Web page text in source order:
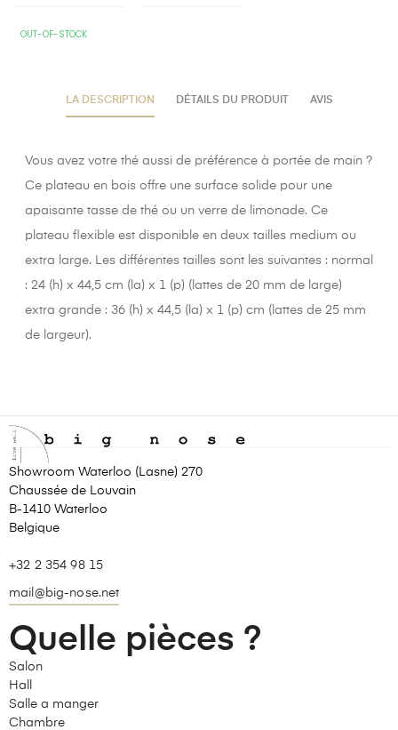
OUT-OF-STOCK
LA DESCRIPTION DÉTAILS DU PRODUIT AVIS
Vous avez votre thé aussi de préférence à portée de main ?
Ce plateau en bois offre une surface solide pour une
apaisante tasse de thé ou un verre de limonade. Ce
plateau flexible est disponible en deux tailles medium ou
extra large. Les différentes tailles sont les suivantes : normal
: 24 (h) x 44,5 cm (la) x 1 (p) (lattes de 20 mm de large)
extra grande : 36 (h) x 44,5 (la) x 1 (p) cm (lattes de 25 mm
de largeur).
Showroom Waterloo (Lasne) 270
Chaussée de Louvain
B-1410 Waterloo
Belgique
+32 2 354 98 15
mail@big-nose.net
Quelle pièces ?
Salon
Hall
Salle a manger
Chambre